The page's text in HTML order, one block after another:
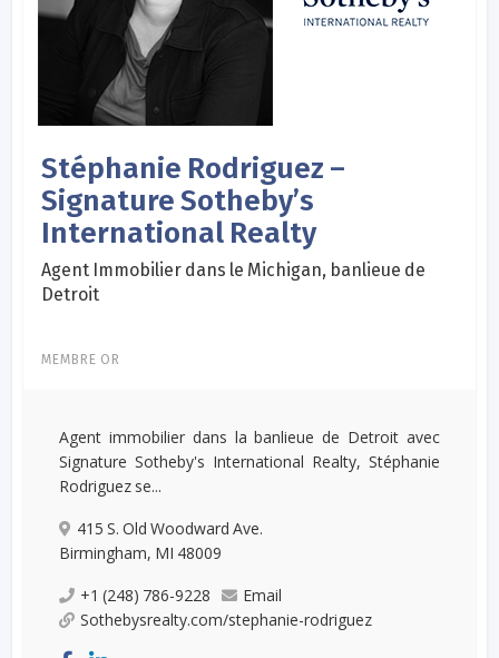
Stéphanie Rodriguez –
Signature Sotheby’s
International Realty
Agent Immobilier dans le Michigan, banlieue de
Detroit
MEMBRE OR
Agent immobilier dans la banlieue de Detroit avec
Signature Sotheby's International Realty, Stéphanie
Rodriguez se...
415 S. Old Woodward Ave.
Birmingham, MI 48009
+1 (248) 786-9228
Email
Sothebysrealty.com/stephanie-rodriguez